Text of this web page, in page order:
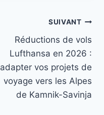
SUIVANT
Réductions de vols
Lufthansa en 2026 :
adapter vos projets de
voyage vers les Alpes
de Kamnik-Savinja